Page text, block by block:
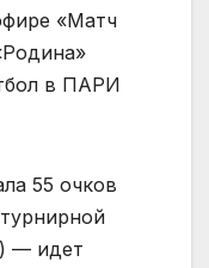
«Матч
в ПАРИ
55 очков
— идет